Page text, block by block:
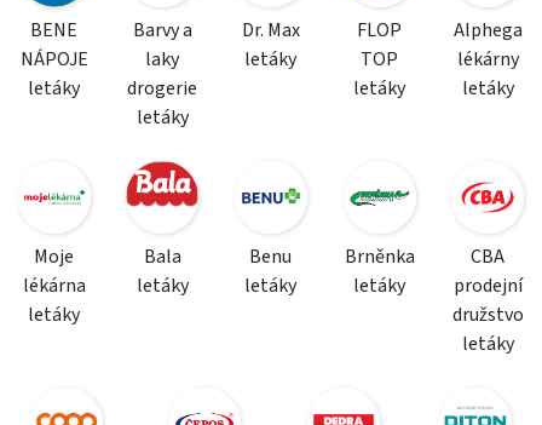
BENE
NÁPOJE
letáky
Barvy a
laky
drogerie
letáky
Dr. Max
letáky
FLOP
TOP
letáky
Alphega
lékárny
letáky
Moje
lékárna
letáky
Bala
letáky
Benu
letáky
Brněnka
letáky
CBA
prodejní
družstvo
letáky